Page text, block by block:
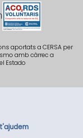
aportats a CERSA per
amb càrrec a
Estado